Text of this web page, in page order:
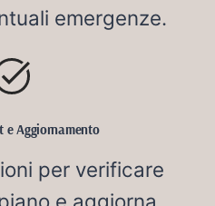
emergenze.
e Aggiornamento
per verificare
e aggiorna